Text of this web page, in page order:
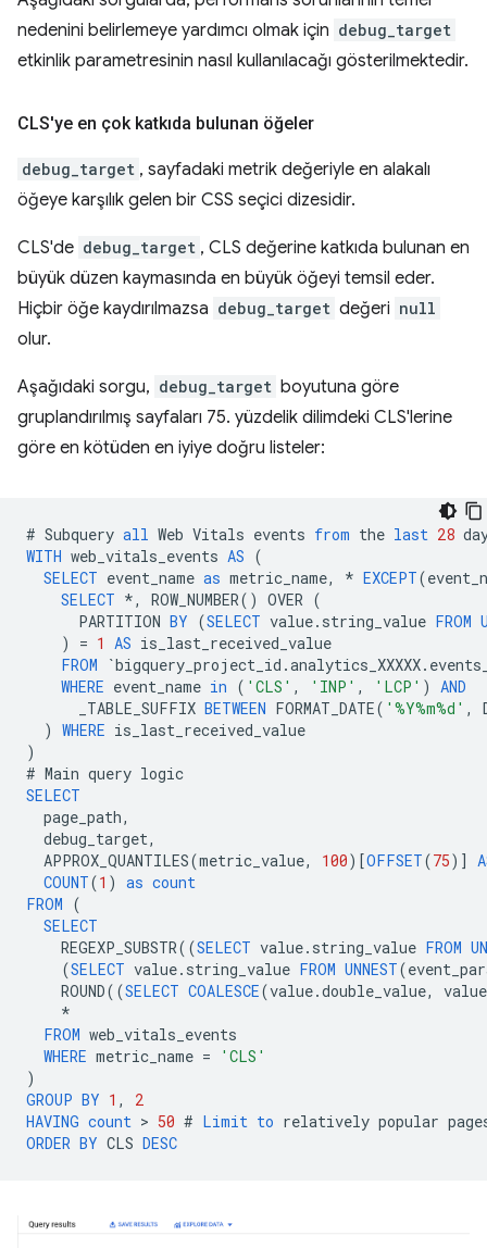
nedenini belirlemeye yardımcı olmak için debug_target
etkinlik parametresinin nasıl kullanılacağı gösterilmektedir.
CLS'ye en çok katkıda bulunan öğeler
debug_target , sayfadaki metrik değeriyle en alakalı
öğeye karşılık gelen bir CSS seçici dizesidir.
CLS'de debug_target , CLS değerine katkıda bulunan en
büyük düzen kaymasında en büyük öğeyi temsil eder.
Hiçbir öğe kaydırılmazsa debug_target değeri null
olur.
Aşağıdaki sorgu, debug_target boyutuna göre
gruplandırılmış sayfaları 75. yüzdelik dilimdeki CLS'lerine
göre en kötüden en iyiye doğru listeler:
# Subquery all Web Vitals events from the last 28
WITH web_vitals_events AS (
SELECT event_name as metric_name, * EXCEPT(
SELECT *, ROW_NUMBER() OVER (
PARTITION BY (SELECT value. string_value FROM
)
= 1 AS is_last_received_value
FROM
`bigquery_project_id .analytics_XXXXX.
WHERE event_name in ( 'CLS' , 'INP' , 'LCP' )
AND
_TABLE_SUFFIX BETWEEN FORMAT_DATE( '%Y%m%d' ,
) WHERE is_last_received_value
)
# Main query logic
SELECT
page_path,
debug_target,
APPROX_QUANTILES(metric_value, 100)[OFFSET(75)]
COUNT(1 ) as count
FROM (
SELECT
REGEXP_SUBSTR((SELECT value. string_value FROM
(SELECT value. string_value FROM UNNEST(
ROUND((SELECT COALESCE(value.double_value,
value
*
FROM web_vitals_events
WHERE metric_name =
'CLS'
)
GROUP BY 1 ,
2
HAVING count > 50 # Limit to relatively popular
ORDER BY CLS DESC